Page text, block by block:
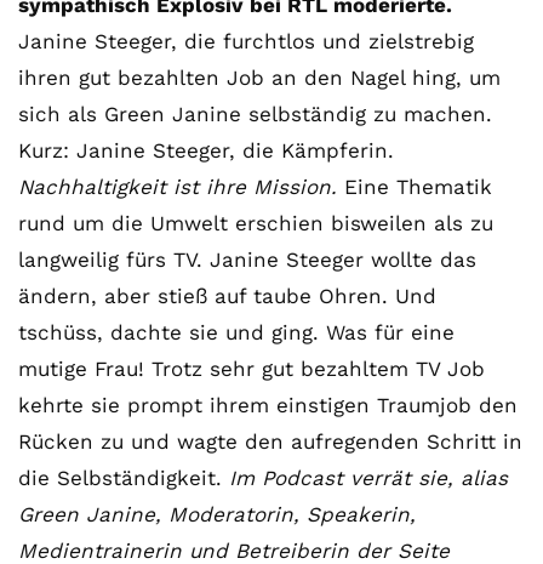
sympathisch Explosiv bei RTL moderierte.
Janine Steeger, die furchtlos und zielstrebig
ihren gut bezahlten Job an den Nagel hing, um
sich als Green Janine selbständig zu machen.
Kurz: Janine Steeger, die Kämpferin.
Nachhaltigkeit ist ihre Mission. Eine Thematik
rund um die Umwelt erschien bisweilen als zu
langweilig fürs TV. Janine Steeger wollte das
ändern, aber stieß auf taube Ohren. Und
tschüss, dachte sie und ging. Was für eine
mutige Frau! Trotz sehr gut bezahltem TV Job
kehrte sie prompt ihrem einstigen Traumjob den
Rücken zu und wagte den aufregenden Schritt in
die Selbständigkeit. Im Podcast verrät sie, alias
Green Janine, Moderatorin, Speakerin,
Medientrainerin und Betreiberin der Seite